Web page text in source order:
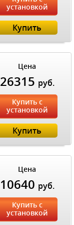
установкой
Купить
Цена
26315 руб.
Купить с
установкой
Купить
Цена
10640 руб.
Купить с
установкой